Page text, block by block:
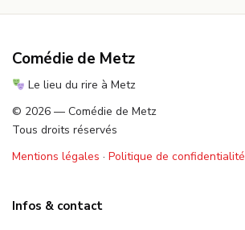
Comédie de Metz
Le lieu du rire à Metz
© 2026 — Comédie de Metz
Tous droits réservés
Mentions légales · Politique de confidentialité
Infos & contact